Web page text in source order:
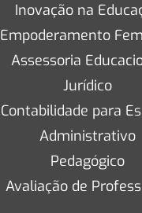
Inovação na
Empoderamento
Assessoria
Jurídico
Contabilidade para
Administrativo
Pedagógico
Avaliação de